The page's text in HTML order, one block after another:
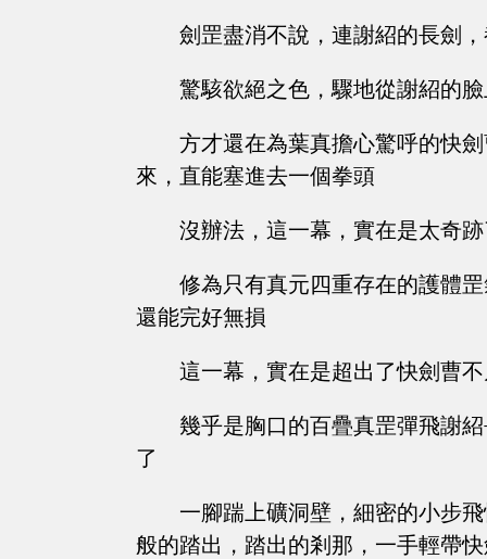
劍罡盡消不說，連謝紹的長劍
驚駭欲絕之色，驟地從謝紹的
方才還在為葉真擔心驚呼的快
來，直能塞進去一個拳頭
沒辦法，這一幕，實在是太奇
修為只有真元四重存在的護體
還能完好無損
這一幕，實在是超出了快劍曹
幾乎是胸口的百疊真罡彈飛謝
了
一腳踹上礦洞壁，細密的小步
般的踏出，踏出的剎那，一手輕帶